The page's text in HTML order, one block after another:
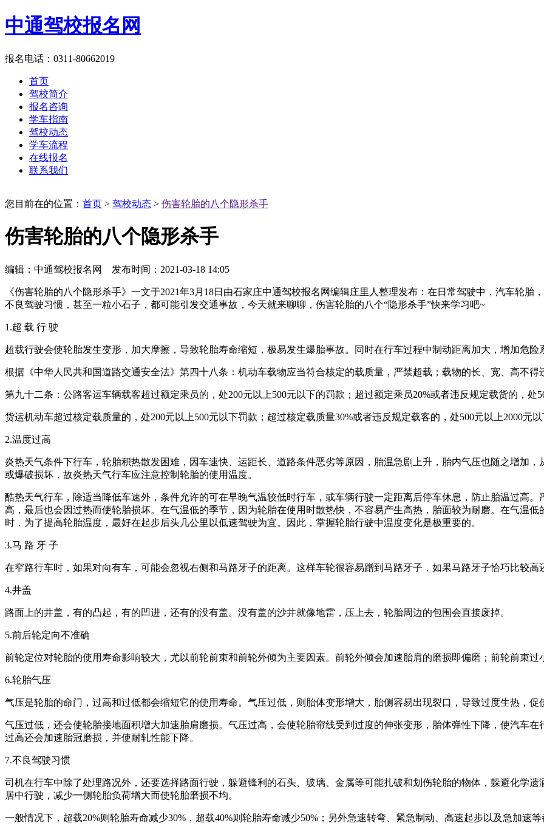
中通驾校报名网
报名电话：0311-80662019
首页
驾校简介
报名咨询
学车指南
驾校动态
学车流程
在线报名
联系我们
您目前在的位置： 首页 > 驾校动态 > 伤害轮胎的八个隐形杀手
伤害轮胎的八个隐形杀手
编辑：中通驾校报名网 发布时间：2021-03-18 14:05
《伤害轮胎的八个隐形杀手》一文于2021年3月18日由石家庄中通驾校报名网编辑庄里人整理发布：在日常驾驶中，汽车轮
不良驾驶习惯，甚至一粒小石子，都可能引发交通事故，今天就来聊聊，伤害轮胎的八个“隐形杀手”快来学习吧~
1.超 载 行 驶
超载行驶会使轮胎发生变形，加大摩擦，导致轮胎寿命缩短，极易发生爆胎事故。同时在行车过程中制动距离加大，增加危险
根据《中华人民共和国道路交通安全法》第四十八条：机动车载物应当符合核定的载质量，严禁超载；载物的长、宽、高不
第九十二条：公路客运车辆载客超过额定乘员的，处200元以上500元以下的罚款；超过额定乘员20%或者违反规定载货的，处
货运机动车超过核定载质量的，处200元以上500元以下罚款；超过核定载质量30%或者违反规定载客的，处500元以上2000元
2.温度过高
炎热天气条件下行车，轮胎积热散发困难，因车速快、运距长、道路条件恶劣等原因，胎温急剧上升，胎内气压也随之增加
或爆破损坏，故炎热天气行车应注意控制轮胎的使用温度。
酷热天气行车，除适当降低车速外，条件允许的可在早晚气温较低时行车，或车辆行驶一定距离后停车休息，防止胎温过高
高，最后也会因过热而使轮胎损坏。在气温低的季节，因为轮胎在使用时散热快，不容易产生高热，胎面较为耐磨。在气温
时，为了提高轮胎温度，最好在起步后头几公里以低速驾驶为宜。因此，掌握轮胎行驶中温度变化是极重要的。
3.马 路 牙 子
在窄路行车时，如果对向有车，可能会忽视右侧和马路牙子的距离。这样车轮很容易蹭到马路牙子，如果马路牙子恰巧比较
4.井盖
路面上的井盖，有的凸起，有的凹进，还有的没有盖。没有盖的沙井就像地雷，压上去，轮胎周边的包围会直接废掉。
5.前后轮定向不准确
前轮定位对轮胎的使用寿命影响较大，尤以前轮前束和前轮外倾为主要因素。前轮外倾会加速胎肩的磨损即偏磨；前轮前束
6.轮胎气压
气压是轮胎的命门，过高和过低都会缩短它的使用寿命。气压过低，则胎体变形增大，胎侧容易出现裂口，导致过度生热，
气压过低，还会使轮胎接地面积增大加速胎肩磨损。气压过高，会使轮胎帘线受到过度的伸张变形，胎体弹性下降，使汽车
过高还会加速胎冠磨损，并使耐轧性能下降。
7.不良驾驶习惯
司机在行车中除了处理路况外，还要选择路面行驶，躲避锋利的石头、玻璃、金属等可能扎破和划伤轮胎的物体，躲避化学
居中行驶，减少一侧轮胎负荷增大而使轮胎磨损不均。
一般情况下，超载20%则轮胎寿命减少30%，超载40%则轮胎寿命减少50%；另外急速转弯、紧急制动、高速起步以及急加速